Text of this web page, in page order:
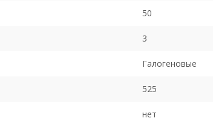
50
3
Галогеновые
525
нет